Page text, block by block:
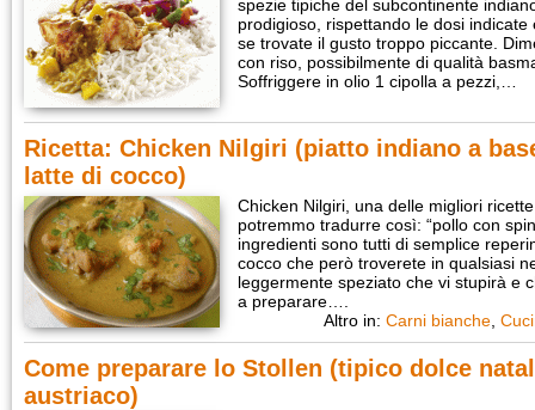
spezie tipiche del subcontinente
prodigioso, rispettando le dosi
se trovate il gusto troppo piccante.
con riso, possibilmente di qualità
Soffriggere in olio 1 cipolla a pezzi,…
Ricetta: Chicken Nilgiri (piatto indiano a
latte di cocco)
Chicken Nilgiri, una delle migliori
potremmo tradurre così: “pollo con
ingredienti sono tutti di semplice
cocco che però troverete in qualsiasi
leggermente speziato che vi stupirà e
a preparare….
Altro in: Carni bianche
Come preparare lo Stollen (tipico dolce
austriaco)